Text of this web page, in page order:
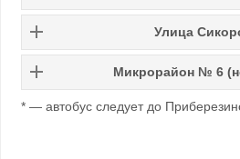
Улица
Микрорайон № 6
* — автобус следует до